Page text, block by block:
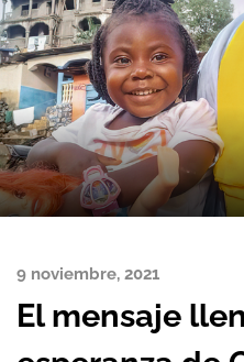
9 noviembre, 2021
El mensaje